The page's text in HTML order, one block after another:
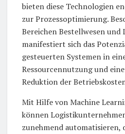
bieten diese Technologien
zur Prozessoptimierung.
Bereichen Bestellwesen
manifestiert sich das
gesteuerten Systemen in
Ressourcennutzung und
Reduktion der
Mit Hilfe von Machine
können
zunehmend automatisieren,